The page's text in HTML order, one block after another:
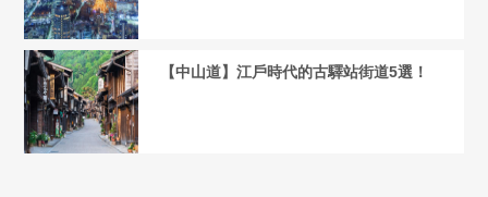
【中山道】江戶時代的古驛站街道5選！